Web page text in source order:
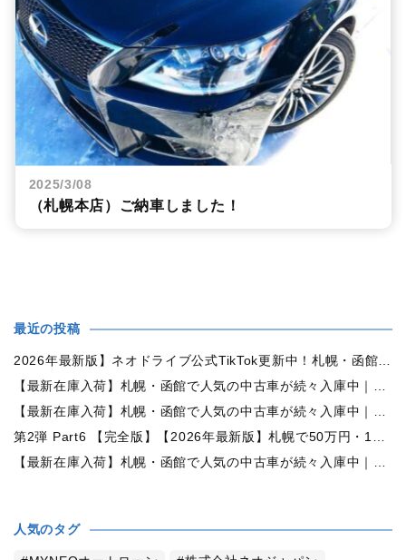
2025/3/08
（札幌本店）ご納車しました！
最近の投稿
2026年最新版】ネオドライブ公式TikTok更新中！札幌・函館の中古車情報を動画で発信
【最新在庫入荷】札幌・函館で人気の中古車が続々入庫中｜早い者勝ち！【日産 ルークス660X 4WD】
【最新在庫入荷】札幌・函館で人気の中古車が続々入庫中｜早い者勝ち！【ダイハツ ムーヴコンテ660L 4WD】
第2弾 Part6 【完全版】【2026年最新版】札幌で50万円・100万円・150万円ならどんな中古車が買える？予算別中古車選び完全ガイド
【最新在庫入荷】札幌・函館で人気の中古車が続々入庫中｜早い者勝ち！【トヨタ ヴォクシー2.0ZS煌Ⅱ 4WD】
人気のタグ